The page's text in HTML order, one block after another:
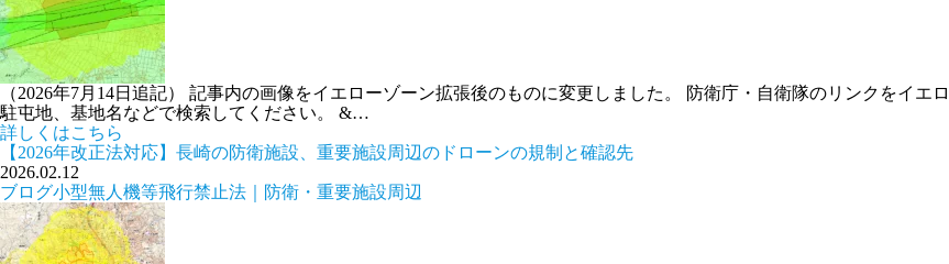
（2026年7月14日追記） 記事内の画像をイエローゾーン拡張後のものに変更しました。 防衛庁・自衛隊のリンクをイ
駐屯地、基地名などで検索してください。 &…
詳しくはこちら
【2026年改正法対応】長崎の防衛施設、重要施設周辺のドローンの規制と確認先
2026.02.12
ブログ小型無人機等飛行禁止法｜防衛・重要施設周辺